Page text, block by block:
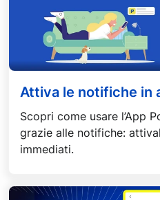
Attiva le notifiche in
Scopri come usare l’App
grazie alle notifiche:
immediati.